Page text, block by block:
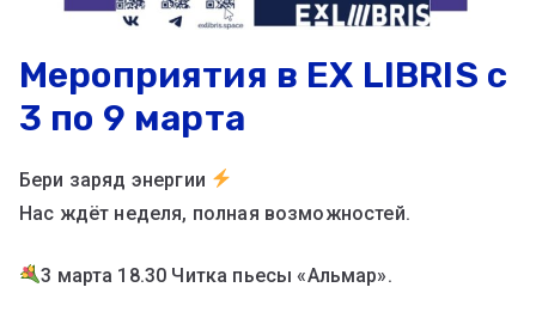
Мероприятия в EX LIBRIS с
3 по 9 марта
Бери заряд энергии
Нас ждёт неделя, полная возможностей.
3 марта 18.30 Читка пьесы «Альмар».